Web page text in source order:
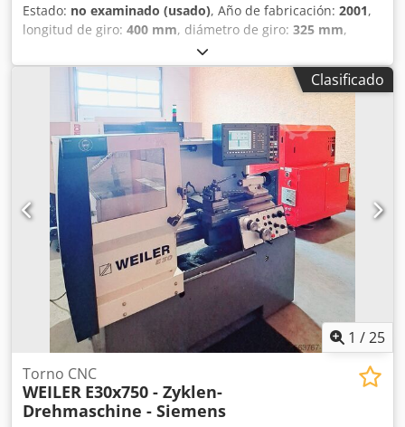
Estado: no examinado (usado), Año de fabricación: 2001,
longitud de giro: 400 mm, diámetro de giro: 325 mm,
4.500 rpm
Siemens 810D, 3 ejes Diámetro del eje: 52 mm, potencia
del eje: 15 kW Velocidad del eje: 4500 RPM Torreta con 12
herramientas, sistema VDI40, gran cantidad de
herramientas rotativas Diámetro del mandril: 204 mm
Sistema de evacuación de virutas Codpfx Aheznk Sqo Ujrf
Clasificado
1 /25
Torno CNC
WEILER E30x750 - Zyklen-
Drehmaschine - Siemens